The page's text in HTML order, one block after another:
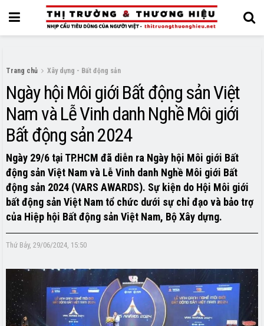
Trang chủ Xây dựng - Bất động sản
Ngày hội Môi giới Bất động sản Việt
Nam và Lễ Vinh danh Nghề Môi giới
Bất động sản 2024
Ngày 29/6 tại TP.HCM đã diễn ra Ngày hội Môi giới Bất
động sản Việt Nam và Lễ Vinh danh Nghề Môi giới Bất
động sản 2024 (VARS AWARDS). Sự kiện do Hội Môi giới
bất động sản Việt Nam tổ chức dưới sự chỉ đạo và bảo trợ
của Hiệp hội Bất động sản Việt Nam, Bộ Xây dựng.
Thứ Bảy, 29/06/2024, 15:50